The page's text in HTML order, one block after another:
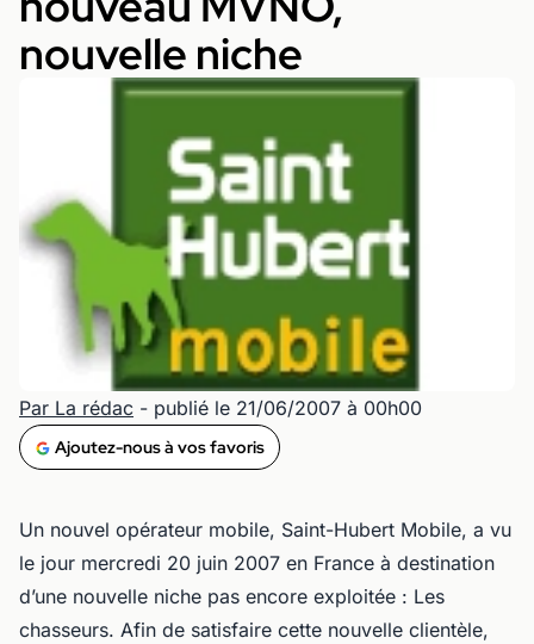
nouvelle niche
Par La rédac - publié le 21/06/2007 à 00h00
Ajoutez-nous à vos favoris
Un nouvel opérateur mobile, Saint-Hubert Mobile, a vu
le jour mercredi 20 juin 2007 en France à destination
d’une nouvelle niche pas encore exploitée : Les
chasseurs. Afin de satisfaire cette nouvelle clientèle,